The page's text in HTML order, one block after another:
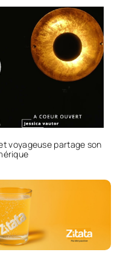
voyageuse partage son